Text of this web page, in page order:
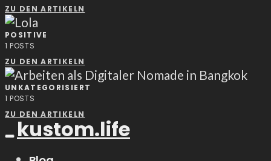
ZU DEN ARTIKELN
POSITIVE
1 POSTS
ZU DEN ARTIKELN
UNKATEGORISIERT
1 POSTS
ZU DEN ARTIKELN
kustom.life